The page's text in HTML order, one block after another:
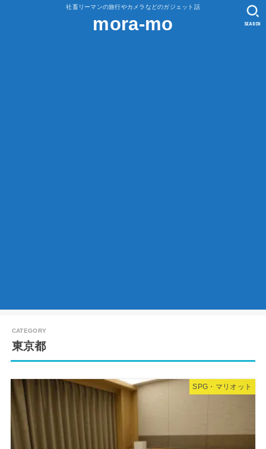
社畜リーマンの旅行やカメラなどのガジェット話
mora-mo SEARCH
東京都
SPG・マリオット